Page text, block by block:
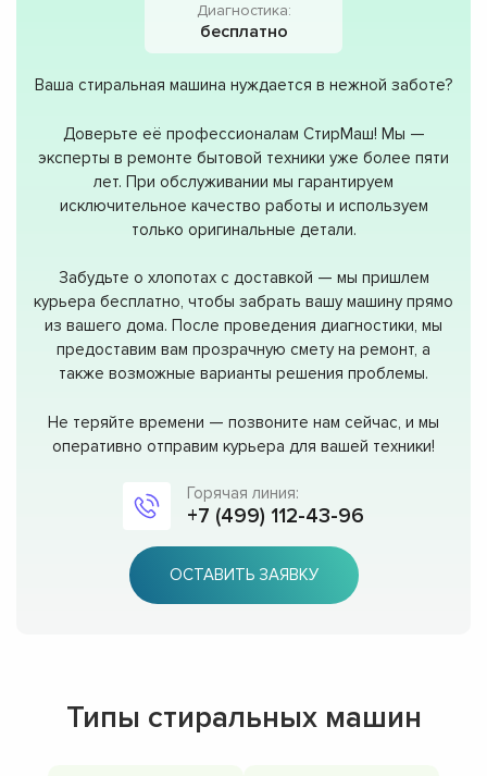
Диагностика:
бесплатно
Ваша стиральная машина нуждается в нежной заботе?
Доверьте её профессионалам СтирМаш! Мы —
эксперты в ремонте бытовой техники уже более пяти
лет. При обслуживании мы гарантируем
исключительное качество работы и используем
только оригинальные детали.
Забудьте о хлопотах с доставкой — мы пришлем
курьера бесплатно, чтобы забрать вашу машину прямо
из вашего дома. После проведения диагностики, мы
предоставим вам прозрачную смету на ремонт, а
также возможные варианты решения проблемы.
Не теряйте времени — позвоните нам сейчас, и мы
оперативно отправим курьера для вашей техники!
Горячая линия:
+7 (499) 112-43-96
ОСТАВИТЬ ЗАЯВКУ
Типы стиральных машин